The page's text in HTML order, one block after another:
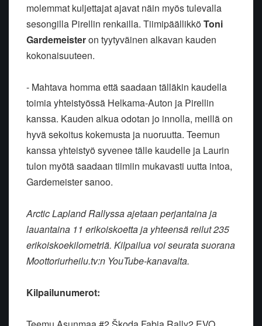
molemmat kuljettajat ajavat näin myös tulevalla
sesongilla Pirellin renkailla. TiimipäällikköToni
Gardemeisteron tyytyväinen alkavan kauden
kokonaisuuteen.
- Mahtava homma että saadaan tälläkin kaudella
toimia yhteistyössä Helkama-Auton ja Pirellin
kanssa. Kauden alkua odotan jo innolla, meillä on
hyvä sekoitus kokemusta ja nuoruutta. Teemun
kanssa yhteistyö syvenee tälle kaudelle ja Laurin
tulon myötä saadaan tiimiin mukavasti uutta intoa,
Gardemeister sanoo.
Arctic Lapland Rallyssa ajetaan perjantaina ja
lauantaina 11 erikoiskoetta ja yhteensä reilut 235
erikoiskoekilometriä. Kilpailua voi seurata suorana
Moottoriurheilu.tv:n YouTube-kanavalta.
Kilpailunumerot: